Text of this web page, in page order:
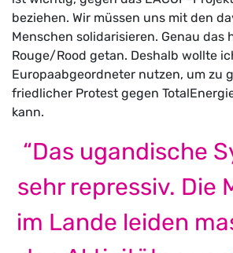
beziehen. Wir müssen uns mit den
Menschen solidarisieren. Genau das
Rouge/Rood getan. Deshalb wollte
Europaabgeordneter nutzen, um zu
friedlicher Protest gegen
kann.
“Das ugandische
sehr repressiv. Die
im Lande leiden